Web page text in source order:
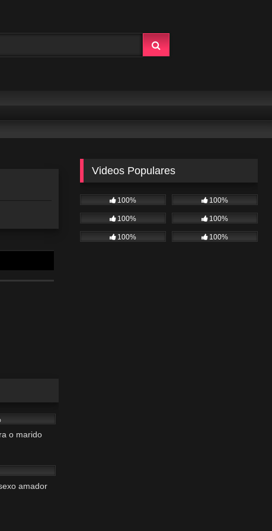
o marido
amador
Videos Populares
100% 100%
100% 100%
100% 100%